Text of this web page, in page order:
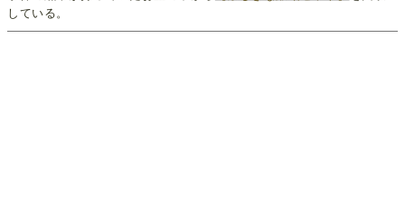
している。